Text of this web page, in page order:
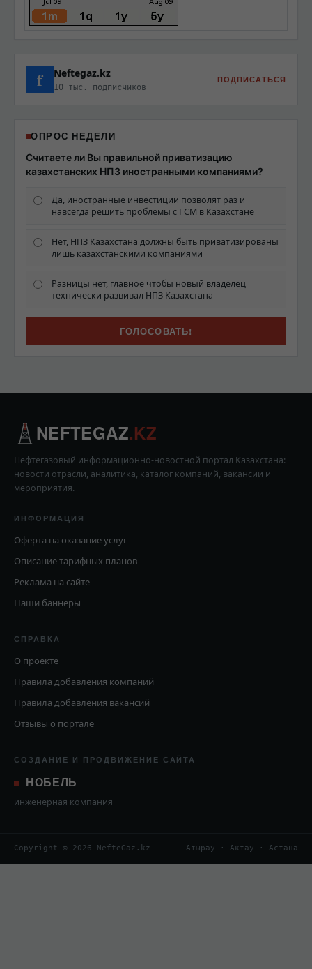
f Neftegaz.kz
10 тыс. подписчиков
ПОДПИСАТЬСЯ
ОПРОС НЕДЕЛИ
Считаете ли Вы правильной приватизацию
казахстанских НПЗ иностранными компаниями?
Да, иностранные инвестиции позволят раз и
навсегда решить проблемы с ГСМ в Казахстане
Нет, НПЗ Казахстана должны быть приватизированы
лишь казахстанскими компаниями
Разницы нет, главное чтобы новый владелец
технически развивал НПЗ Казахстана
NEFTEGAZ.KZ
Нефтегазовый информационно-новостной портал Казахстана:
новости отрасли, аналитика, каталог компаний, вакансии и
мероприятия.
ИНФОРМАЦИЯ
Оферта на оказание услуг
Описание тарифных планов
Реклама на сайте
Наши баннеры
СПРАВКА
О проекте
Правила добавления компаний
Правила добавления вакансий
Отзывы о портале
СОЗДАНИЕ И ПРОДВИЖЕНИЕ САЙТА
НОБЕЛЬ
инженерная компания
Copyright © 2026 NefteGaz.kz Атырау · Актау · Астана